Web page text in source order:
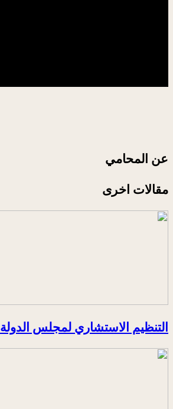
عن المحامي
مقالات اخرى
التنظيم الاستشاري لمجلس الدولة